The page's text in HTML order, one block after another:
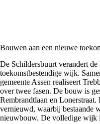
Bouwen aan een nieuwe
De Schildersbuurt verandert
toekomstbestendige wijk.
gemeente Assen realiseert
over twee fasen. De bouw is
Rembrandtlaan en
vernieuwd, waarbij bestaande
nieuwbouw. De volledige wijk